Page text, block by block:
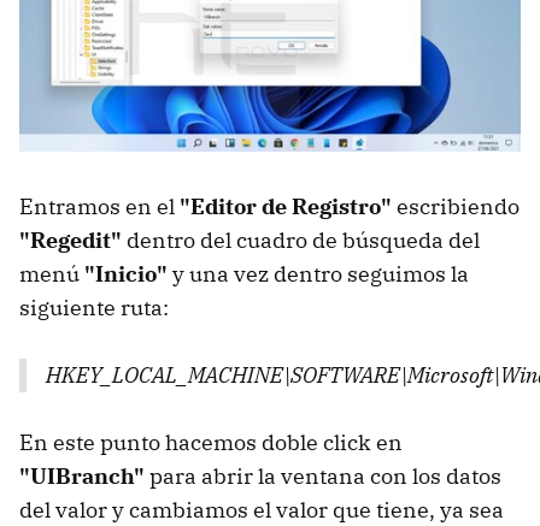
Entramos en el "Editor de Registro" escribiendo
"Regedit" dentro del cuadro de búsqueda del
menú "Inicio" y una vez dentro seguimos la
siguiente ruta:
En este punto hacemos doble click en
"UIBranch" para abrir la ventana con los datos
del valor y cambiamos el valor que tiene, ya sea